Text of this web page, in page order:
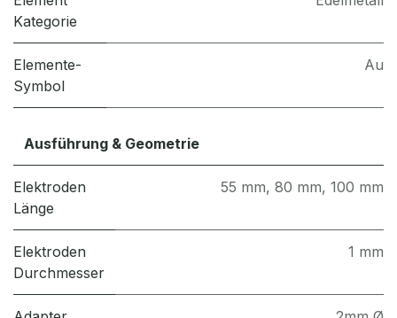
Kategorie
Elemente-
Symbol
Au
Ausführung & Geometrie
Elektroden
Länge
55 mm, 80 mm, 100 mm
Elektroden
Durchmesser
1 mm